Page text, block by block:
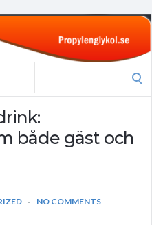
både gäst och
NO COMMENTS